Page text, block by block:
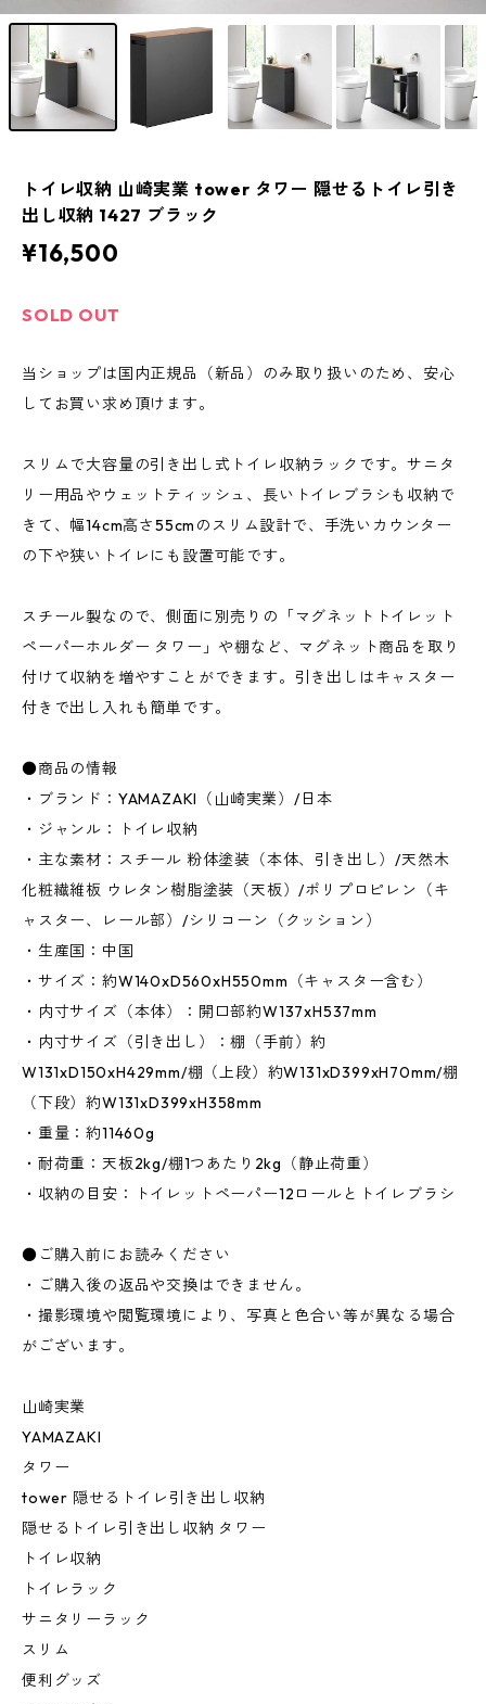
トイレ収納 山崎実業 tower タワー 隠せるトイレ引き
出し収納 1427 ブラック
¥16,500
SOLD OUT
当ショップは国内正規品（新品）のみ取り扱いのため、安心
してお買い求め頂けます。
スリムで大容量の引き出し式トイレ収納ラックです。サニタ
リー用品やウェットティッシュ、長いトイレブラシも収納で
きて、幅14cm高さ55cmのスリム設計で、手洗いカウンター
の下や狭いトイレにも設置可能です。
スチール製なので、側面に別売りの「マグネットトイレット
ペーパーホルダー タワー」や棚など、マグネット商品を取り
付けて収納を増やすことができます。引き出しはキャスター
付きで出し入れも簡単です。
●商品の情報
・ブランド：YAMAZAKI（山崎実業）/日本
・ジャンル：トイレ収納
・主な素材：スチール 粉体塗装（本体、引き出し）/天然木
化粧繊維板 ウレタン樹脂塗装（天板）/ポリプロピレン（キ
ャスター、レール部）/シリコーン（クッション）
・生産国：中国
・サイズ：約W140xD560xH550mm（キャスター含む）
・内寸サイズ（本体）：開口部約W137xH537mm
・内寸サイズ（引き出し）：棚（手前）約
W131xD150xH429mm/棚（上段）約W131xD399xH70mm/棚
（下段）約W131xD399xH358mm
・重量：約11460g
・耐荷重：天板2kg/棚1つあたり2kg（静止荷重）
・収納の目安：トイレットペーパー12ロールとトイレブラシ
●ご購入前にお読みください
・ご購入後の返品や交換はできません。
・撮影環境や閲覧環境により、写真と色合い等が異なる場合
がございます。
山崎実業
YAMAZAKI
タワー
tower 隠せるトイレ引き出し収納
隠せるトイレ引き出し収納 タワー
トイレ収納
トイレラック
サニタリーラック
スリム
便利グッズ